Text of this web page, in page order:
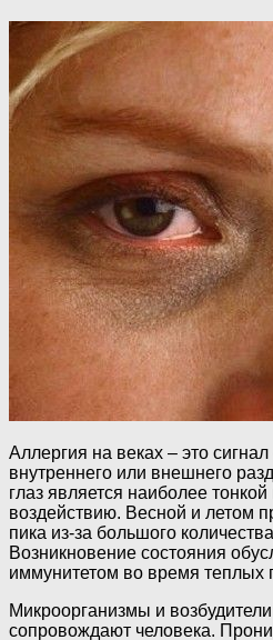
Аллергия на веках – это
внутреннего или внешнего
глаз является наиболее тонкой
воздействию. Весной и летом
пика из-за большого
Возникновение состояния
иммунитетом во время теплых
Микроорганизмы и
сопровождают человека.